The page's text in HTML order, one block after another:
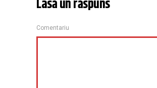
Lasă un răspuns
Comentariu